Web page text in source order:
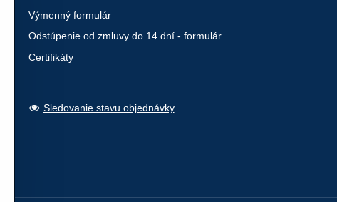
Výmenný formulár
Odstúpenie od zmluvy do 14 dní - formulár
Certifikáty
Sledovanie stavu objednávky